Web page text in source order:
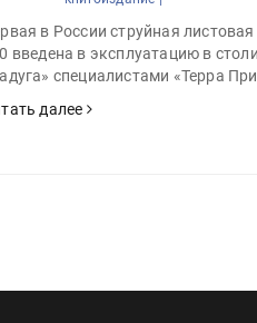
в России струйная
введена в эксплуатацию в
специалистами «Терра
далее